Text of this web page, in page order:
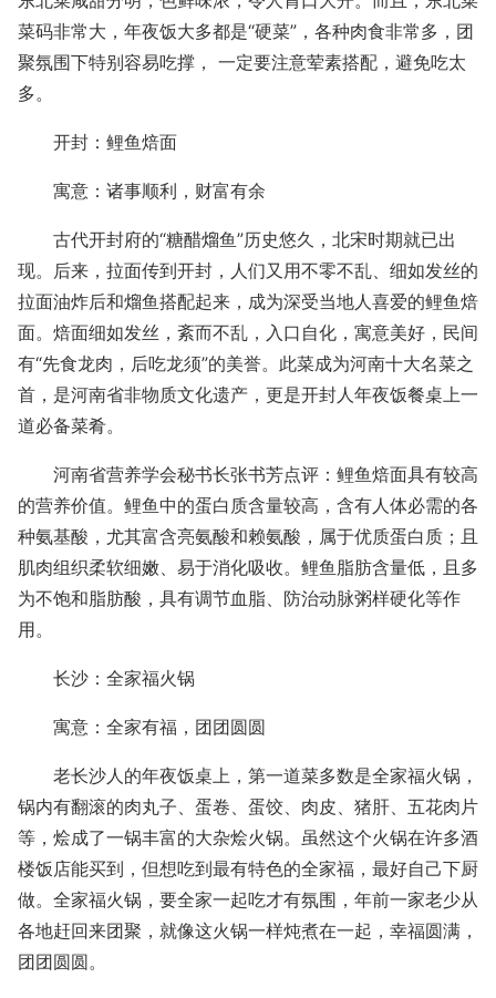
菜码非常大，年夜饭大多都是“硬菜”，各种肉食非常多，团
聚氛围下特别容易吃撑， 一定要注意荤素搭配，避免吃太
多。
开封：鲤鱼焙面
寓意：诸事顺利，财富有余
古代开封府的“糖醋熘鱼”历史悠久，北宋时期就已出
现。后来，拉面传到开封，人们又用不零不乱、细如发丝的
拉面油炸后和熘鱼搭配起来，成为深受当地人喜爱的鲤鱼焙
面。焙面细如发丝，紊而不乱，入口自化，寓意美好，民间
有“先食龙肉，后吃龙须”的美誉。此菜成为河南十大名菜之
首，是河南省非物质文化遗产，更是开封人年夜饭餐桌上一
道必备菜肴。
河南省营养学会秘书长张书芳点评：鲤鱼焙面具有较高
的营养价值。鲤鱼中的蛋白质含量较高，含有人体必需的各
种氨基酸，尤其富含亮氨酸和赖氨酸，属于优质蛋白质；且
肌肉组织柔软细嫩、易于消化吸收。鲤鱼脂肪含量低，且多
为不饱和脂肪酸，具有调节血脂、防治动脉粥样硬化等作
用。
长沙：全家福火锅
寓意：全家有福，团团圆圆
老长沙人的年夜饭桌上，第一道菜多数是全家福火锅，
锅内有翻滚的肉丸子、蛋卷、蛋饺、肉皮、猪肝、五花肉片
等，烩成了一锅丰富的大杂烩火锅。虽然这个火锅在许多酒
楼饭店能买到，但想吃到最有特色的全家福，最好自己下厨
做。全家福火锅，要全家一起吃才有氛围，年前一家老少从
各地赶回来团聚，就像这火锅一样炖煮在一起，幸福圆满，
团团圆圆。